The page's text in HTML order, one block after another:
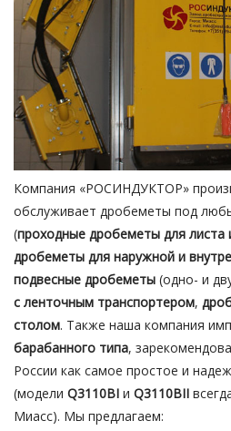
Компания «РОСИНДУКТОР»
обслуживает дробеметы под
(проходные дробеметы для листа
дробеметы для наружной и
подвесные дробеметы (одно- и
с ленточным транспортером,
столом. Также наша компания
барабанного типа,
России как самое простое и
(модели Q3110BI и Q3110BII
Миасс). Мы предлагаем: